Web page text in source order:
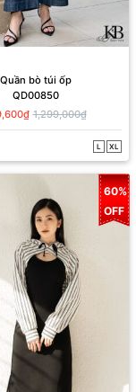
Quần bò túi ốp
QD00850
1,299,000₫
L XL
60%
OFF